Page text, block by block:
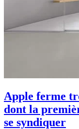
Apple ferme
dont la
se syndiquer